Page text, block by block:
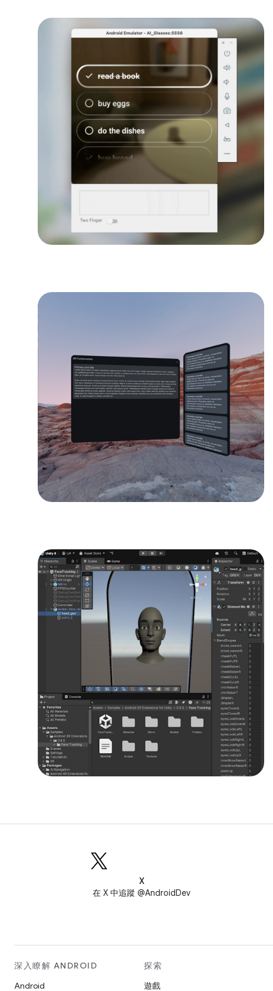
X
在 X 中追蹤 @AndroidDev
深入瞭解 ANDROID
Android
探索
遊戲